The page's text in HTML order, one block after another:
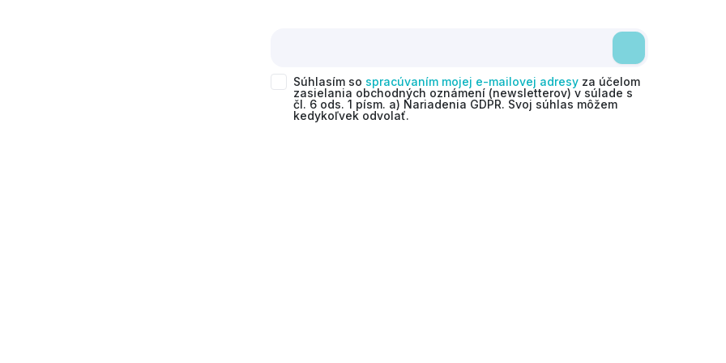
Súhlasím so spracúvaním mojej e-mailovej adresy za účelom
zasielania obchodných oznámení (newsletterov) v súlade s
čl. 6 ods. 1 písm. a) Nariadenia GDPR. Svoj súhlas môžem
kedykoľvek odvolať.